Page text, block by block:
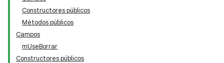
Constructores públicos
Métodos públicos
Campos
mUseBorrar
Constructores públicos